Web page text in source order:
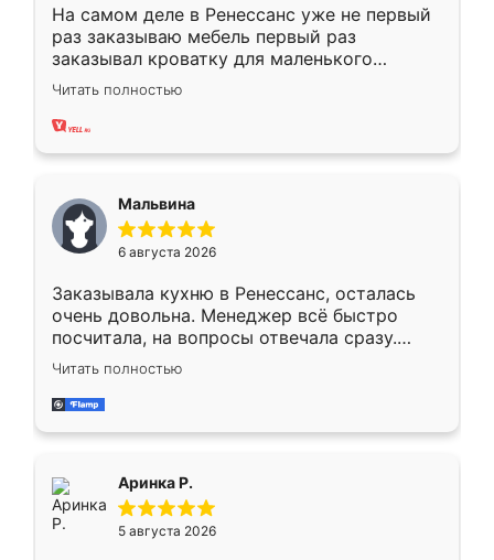
На самом деле в Ренессанс уже не первый
раз заказываю мебель первый раз
заказывал кроватку для маленького
ребёнка при его рождении ,во второй раз
заказал шкаф-купе. По качеству очень
хорошее сборка достаточно быстрая,
меньше, здесь же он более разнообразный.
Мне нравится ,если что-то потребуется из
мебели буду заказывать только здесь.
Читать полностью
Мальвина
6 августа 2026
Заказывала кухню в Ренессанс, осталась
очень довольна. Менеджер всё быстро
посчитала, на вопросы отвечала сразу.
Замерщик приехал в субботу, подошёл к
делу со всей ответственностью. Собрали
за день, ребята работали аккуратно, даже
Читать полностью
Аринка Р.
5 августа 2026